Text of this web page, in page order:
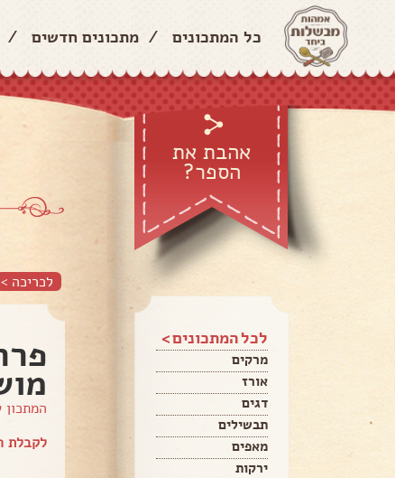
כל המתכונים / מתכונים חדשים /
אהבת את
הספר?
לכל המתכונים >
מרקים
אורז
דגים
תבשילים
מאפים
ירקות
לכריכה >
לקבלת